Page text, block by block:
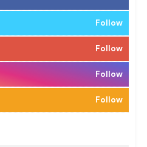
Follow
Follow
Follow
Follow